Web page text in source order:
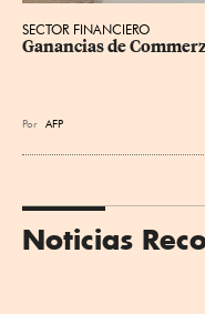
SECTOR FINANCIERO
Ganancias de
Por AFP
Noticias